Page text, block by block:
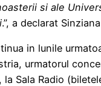
si ale
.”, a declarat
in lunile
urmatorul
la Sala Radio